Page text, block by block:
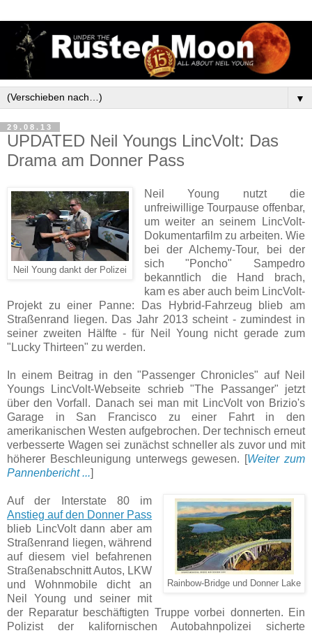
▼
29.08.13
UPDATED Neil Youngs LincVolt: Das
Drama am Donner Pass
Neil Young dankt der Polizei
Neil Young nutzt die
unfreiwillige Tourpause offenbar,
um weiter an seinem LincVolt-
Dokumentarfilm zu arbeiten. Wie
bei der Alchemy-Tour, bei der
sich "Poncho" Sampedro
bekanntlich die Hand brach,
kam es aber auch beim LincVolt-
Projekt zu einer Panne: Das Hybrid-Fahrzeug blieb am
Straßenrand liegen. Das Jahr 2013 scheint - zumindest in
seiner zweiten Hälfte - für Neil Young nicht gerade zum
"Lucky Thirteen" zu werden.
In einem Beitrag in den "Passenger Chronicles" auf Neil
Youngs LincVolt-Webseite schrieb "The Passanger" jetzt
über den Vorfall. Danach sei man mit LincVolt von Brizio's
Garage in San Francisco zu einer Fahrt in den
amerikanischen Westen aufgebrochen. Der technisch erneut
verbesserte Wagen sei zunächst schneller als zuvor und mit
höherer Beschleunigung unterwegs gewesen. [Weiter zum
Pannenbericht ...]
Rainbow-Bridge und Donner Lake
Auf der Interstate 80 im
Anstieg auf den Donner Pass
blieb LincVolt dann aber am
Straßenrand liegen, während
auf diesem viel befahrenen
Straßenabschnitt Autos, LKW
und Wohnmobile dicht an
Neil Young und seiner mit
der Reparatur beschäftigten Truppe vorbei donnerten. Ein
Polizist der kalifornischen Autobahnpolizei sicherte